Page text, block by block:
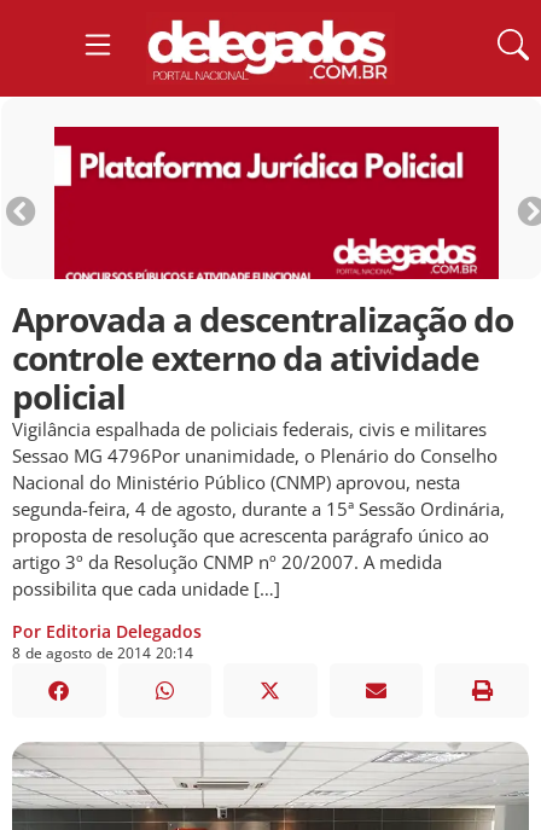
Aprovada a descentralização do
controle externo da atividade
policial
Vigilância espalhada de policiais federais, civis e militares
Sessao MG 4796Por unanimidade, o Plenário do Conselho
Nacional do Ministério Público (CNMP) aprovou, nesta
segunda-feira, 4 de agosto, durante a 15ª Sessão Ordinária,
proposta de resolução que acrescenta parágrafo único ao
artigo 3º da Resolução CNMP nº 20/2007. A medida
possibilita que cada unidade […]
Por Editoria Delegados
8 de agosto de 2014 20:14